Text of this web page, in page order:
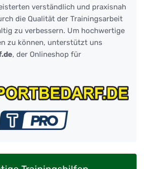
verständlich und praxisnah
die Qualität der Trainingsarbeit
zu verbessern. Um hochwertige
zu können, unterstützt uns
, der Onlineshop für